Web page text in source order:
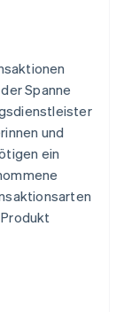
Spanne
und
ein